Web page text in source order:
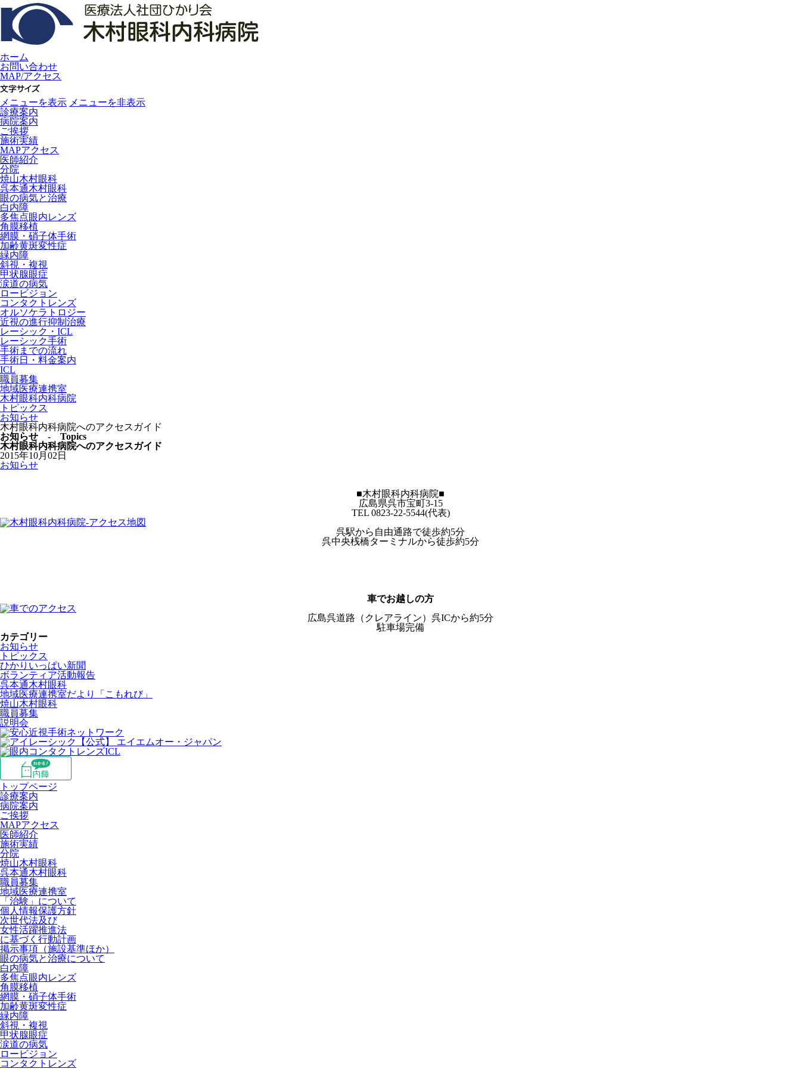
ホーム
お問い合わせ
MAP/アクセス
メニューを表示 メニューを非表示
診療案内
病院案内
ご挨拶
施術実績
MAPアクセス
医師紹介
分院
焼山木村眼科
呉本通木村眼科
眼の病気と治療
白内障
多焦点眼内レンズ
角膜移植
網膜・硝子体手術
加齢黄斑変性症
緑内障
斜視・複視
甲状腺眼症
涙道の病気
ロービジョン
コンタクトレンズ
オルソケラトロジー
近視の進行抑制治療
レーシック・ICL
レーシック手術
手術までの流れ
手術日・料金案内
ICL
職員募集
地域医療連携室
木村眼科内科病院
トピックス
お知らせ
木村眼科内科病院へのアクセスガイド
お知らせ - Topics
木村眼科内科病院へのアクセスガイド
2015年10月02日
お知らせ
■木村眼科内科病院■
広島県呉市宝町3-15
TEL 0823-22-5544(代表)
呉駅から自由通路で徒歩約5分
呉中央桟橋ターミナルから徒歩約5分
車でお越しの方
広島呉道路（クレアライン）呉ICから約5分
駐車場完備
カテゴリー
お知らせ
トピックス
ひかりいっぱい新聞
ボランティア活動報告
呉本通木村眼科
地域医療連携室だより「こもれび」
焼山木村眼科
職員募集
説明会
トップページ
診療案内
病院案内
ご挨拶
MAPアクセス
医師紹介
施術実績
分院
焼山木村眼科
呉本通木村眼科
職員募集
地域医療連携室
「治験」について
個人情報保護方針
次世代法及び
女性活躍推進法
に基づく行動計画
掲示事項（施設基準ほか）
眼の病気と治療について
白内障
多焦点眼内レンズ
角膜移植
網膜・硝子体手術
加齢黄斑変性症
緑内障
斜視・複視
甲状腺眼症
涙道の病気
ロービジョン
コンタクトレンズ